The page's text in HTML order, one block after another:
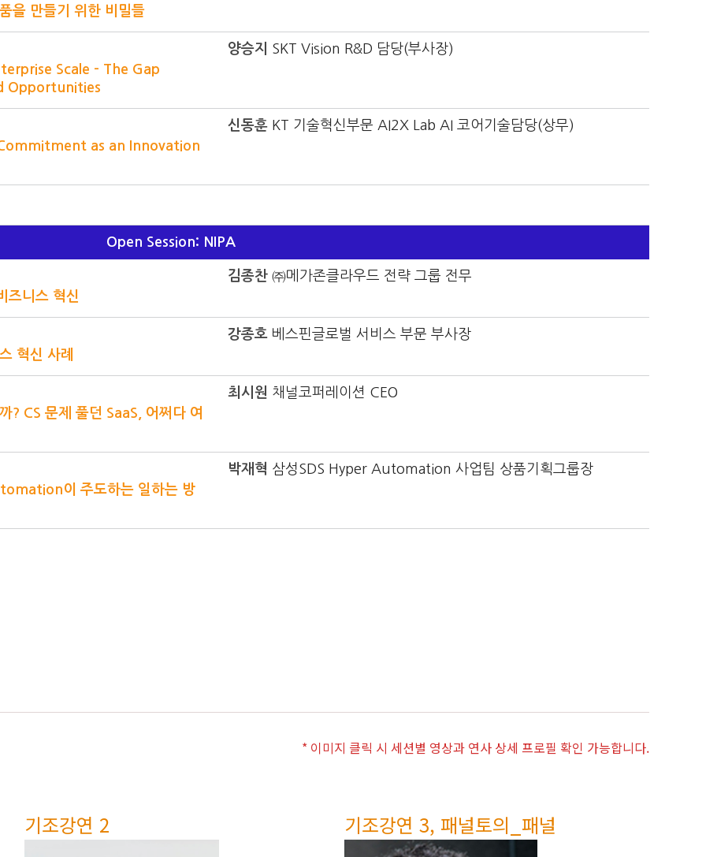
을 만들기 위한 비밀들
Scale – The Gap
Opportunities
양승지 SKT Vision R&D 담당(부사장)
as an Innovation
신동훈 KT 기술혁신부문 AI2X Lab AI 코어기술담당(상무)
Open Session: NIPA
즈니스 혁신
김종찬 ㈜메가존클라우드 전략 그룹 전무
혁신 사례
강종호 베스핀글로벌 서비스 부문 부사장
? CS 문제 풀던 SaaS, 어쩌다 여
최시원 채널코퍼레이션 CEO
이 주도하는 일하는 방
박재혁 삼성SDS Hyper Automation 사업팀 상품기획그룹장
* 이미지 클릭 시 세션별 영상과 연사 상세 프로필 확인 가능합니다.
기조강연 2 기조강연 3, 패널토의_패널